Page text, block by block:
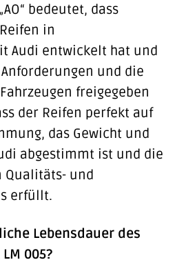
bedeutet, dass
in
Audi entwickelt hat und
und die
freigegeben
der Reifen perfekt auf
das Gewicht und
abgestimmt ist und die
Qualitäts- und
erfüllt.
Lebensdauer des
005?